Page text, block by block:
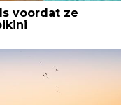
voordat ze